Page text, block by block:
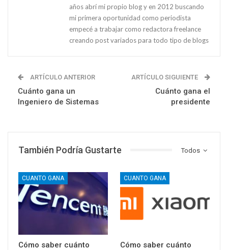
años abrí mi propio blog y en 2012 buscando
mi primera oportunidad como periodista
empecé a trabajar como redactora freelance
creando post variados para todo tipo de blogs
ARTÍCULO ANTERIOR
Cuánto gana un
Ingeniero de Sistemas
ARTÍCULO SIGUIENTE
Cuánto gana el
presidente
Todos
También Podría Gustarte
CUANTO GANA
Cómo saber cuánto
CUANTO GANA
Cómo saber cuánto